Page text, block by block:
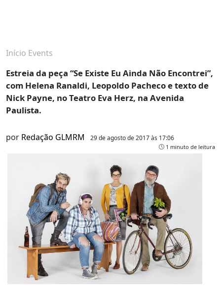
Início Events
Estreia da peça “Se Existe Eu Ainda Não Encontrei”,
com Helena Ranaldi, Leopoldo Pacheco e texto de
Nick Payne, no Teatro Eva Herz, na Avenida
Paulista.
por Redação GLMRM 29 de agosto de 2017 às 17:06
1 minuto de leitura